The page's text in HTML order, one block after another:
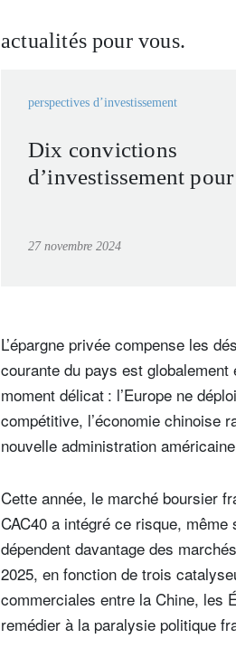
actualités pour vous.
perspectives d’investissement
Dix convictions
d’investissement
27 novembre 2024
L’épargne privée compense les
courante du pays est
moment délicat : l’Europe ne
compétitive, l’économie chinoise
nouvelle administration
Cette année, le marché boursier
CAC40 a intégré ce risque,
dépendent davantage des
2025, en fonction de trois
commerciales entre la Chine, les
remédier à la paralysie politique